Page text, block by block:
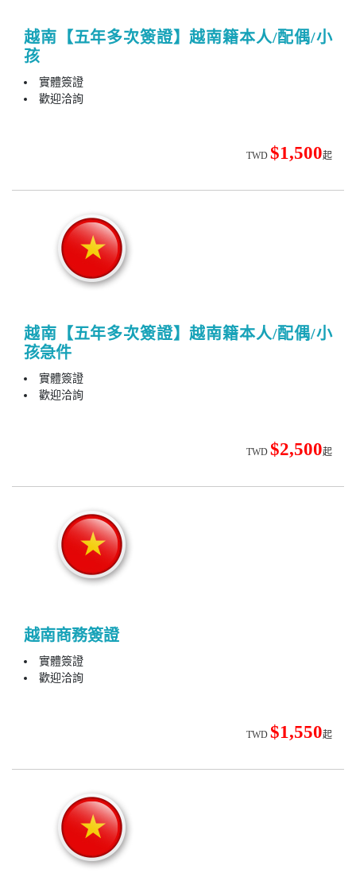
越南【五年多次簽證】越南籍本人/配偶/小
孩
實體簽證
歡迎洽詢
TWD $1,500起
越南【五年多次簽證】越南籍本人/配偶/小
孩急件
實體簽證
歡迎洽詢
TWD $2,500起
越南商務簽證
實體簽證
歡迎洽詢
TWD $1,550起